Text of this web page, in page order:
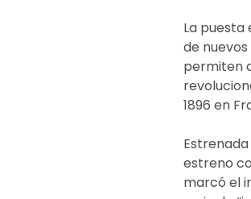
La puesta
de
permiten
1896 en
estreno
marcó el